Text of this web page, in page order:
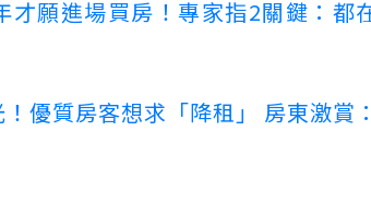
才願進場買房！專家指2關鍵：都
優質房客想求「降租」 房東激賞